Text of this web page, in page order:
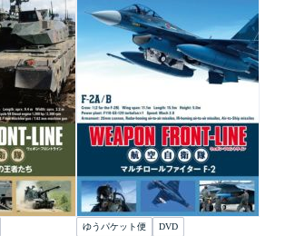
ゆうパケット便 DVD